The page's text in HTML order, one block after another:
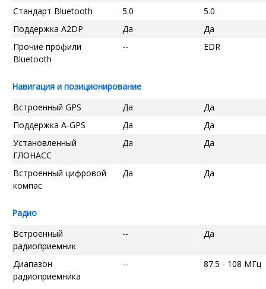
Стандарт Bluetooth 5.0
5.0
Поддержка A2DP
Да
Да
Прочие профили
Bluetooth
-- EDR
Навигация и позиционирование
Встроенный GPS
Да
Да
Поддержка A-GPS
Да
Да
Установленный
ГЛОНАСС
Да Да
Встроенный цифровой
компас
Да Да
Радио
Встроенный
радиоприемник
-- Да
Диапазон
радиоприемника
-- 87.5 - 108 МГц